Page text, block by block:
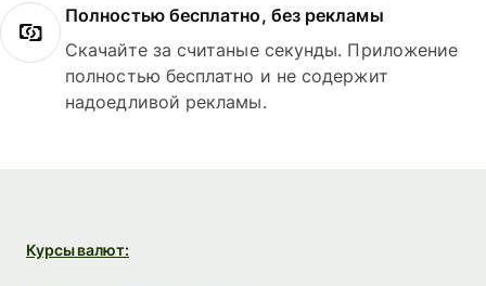
Полностью бесплатно, без рекламы
Скачайте за считаные секунды. Приложение
полностью бесплатно и не содержит
надоедливой рекламы.
Курсы валют: